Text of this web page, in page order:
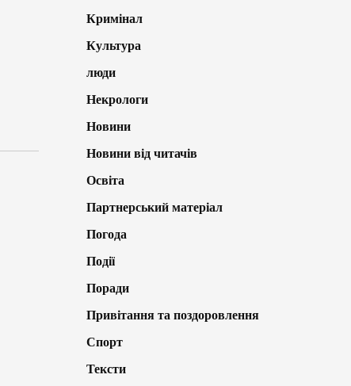
Кримінал
Культура
люди
Некрологи
Новини
Новини від читачів
Освіта
Партнерський матеріал
Погода
Події
Поради
Привітання та поздоровлення
Спорт
Тексти